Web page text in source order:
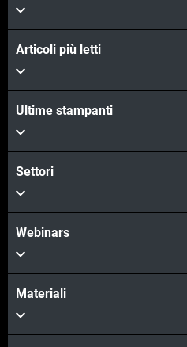
Articoli più letti
Ultime stampanti
Settori
Webinars
Materiali